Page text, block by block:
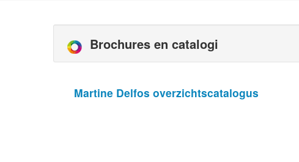
Brochures en catalogi
Martine Delfos overzichtscatalogus